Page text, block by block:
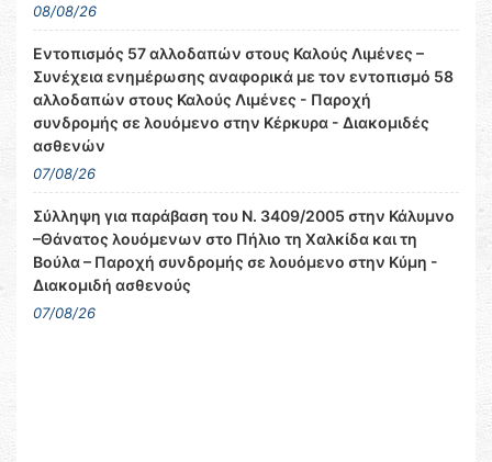
08/08/26
Εντοπισμός 57 αλλοδαπών στους Καλούς Λιμένες –
Συνέχεια ενημέρωσης αναφορικά με τον εντοπισμό 58
αλλοδαπών στους Καλούς Λιμένες - Παροχή
συνδρομής σε λουόμενο στην Κέρκυρα - Διακομιδές
ασθενών
07/08/26
Σύλληψη για παράβαση του Ν. 3409/2005 στην Κάλυμνο
–Θάνατος λουόμενων στο Πήλιο τη Χαλκίδα και τη
Βούλα – Παροχή συνδρομής σε λουόμενο στην Κύμη -
Διακομιδή ασθενούς
07/08/26